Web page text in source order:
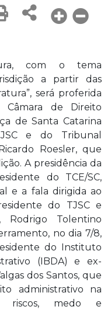
com o tema
a partir das
será proferida
Câmara de Direito
de Santa Catarina
e do Tribunal
Roesler, que
A presidência da
do TCE/SC,
e a fala dirigida ao
do TJSC e
Rodrigo Tolentino
no dia 7/8,
do Instituto
(IBDA) e ex-
dos Santos, que
administrativo na
riscos, medo e